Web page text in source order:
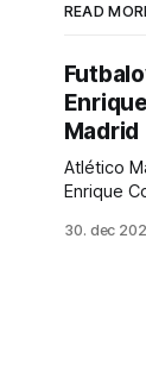
READ
Madrid
Atlético
Enrique
jeho
30. dec